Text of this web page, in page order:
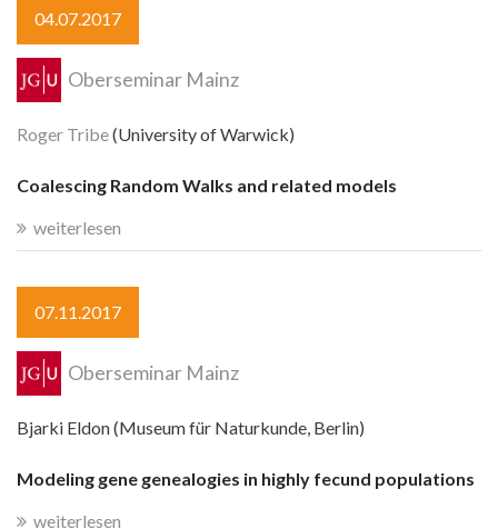
04.07.2017
Oberseminar Mainz
Roger Tribe(University of Warwick)
Coalescing Random Walks and related models
weiterlesen
07.11.2017
Oberseminar Mainz
Bjarki Eldon (Museum für Naturkunde, Berlin)
Modeling gene genealogies in highly fecund populations
weiterlesen